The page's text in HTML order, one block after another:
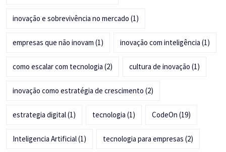
inovação e sobrevivência no mercado (1)
empresas que não inovam (1) inovação com inteligência (1)
como escalar com tecnologia (2) cultura de inovação (1)
inovação como estratégia de crescimento (2)
estrategia digital(1) tecnologia (1) CodeOn (19)
Inteligencia Artificial(1) tecnologia para empresas (2)